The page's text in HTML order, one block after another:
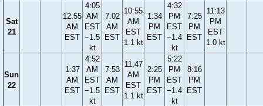
Sat
21
12:55
AM
EST
4:05
AM
EST
−1.5
kt
7:02
AM
EST
10:55
AM
EST
1.1 kt
1:34
PM
EST
4:32
PM
EST
−1.4
kt
7:25
PM
EST
11:13
PM
EST
1.0 kt
Sun
22
1:37
AM
EST
4:52
AM
EST
−1.5
kt
7:53
AM
EST
11:47
AM
EST
1.1 kt
2:25
PM
EST
5:22
PM
EST
−1.4
kt
8:16
PM
EST